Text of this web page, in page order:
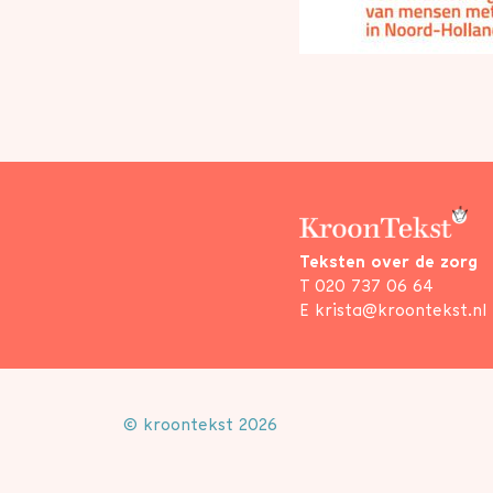
Teksten over de zorg
T 020 737 06 64
E krista@kroontekst.nl
© kroontekst 2026